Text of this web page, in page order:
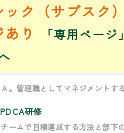
ック（サブスク
り
「専用ページ
。管理職としてマネジメントす
研修
ームで目標達成する方法と部下